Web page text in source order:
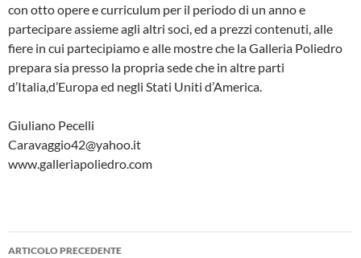
con otto opere e curriculum per il periodo di un anno e
partecipare assieme agli altri soci, ed a prezzi contenuti, alle
fiere in cui partecipiamo e alle mostre che la Galleria Poliedro
prepara sia presso la propria sede che in altre parti
d’Italia,d’Europa ed negli Stati Uniti d’America.
Giuliano Pecelli
Caravaggio42@yahoo.it
www.galleriapoliedro.com
Navigazione
ARTICOLO PRECEDENTE